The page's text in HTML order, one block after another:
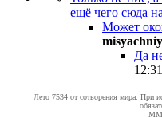
ещё чего сюда
Может
misyachniy
Да
12:31
Лето 7534 от сотворения мира. При